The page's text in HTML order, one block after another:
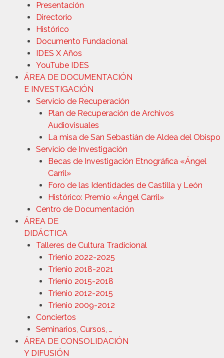
Presentación
Directorio
Histórico
Documento Fundacional
IDES X Años
YouTube IDES
ÁREA DE DOCUMENTACIÓN
E INVESTIGACIÓN
Servicio de Recuperación
Plan de Recuperación de Archivos
Audiovisuales
La misa de San Sebastián de Aldea del Obispo
Servicio de Investigación
Becas de Investigación Etnográfica «Ángel
Carril»
Foro de las Identidades de Castilla y León
Histórico: Premio «Ángel Carril»
Centro de Documentación
ÁREA DE
DIDÁCTICA
Talleres de Cultura Tradicional
Trienio 2022-2025
Trienio 2018-2021
Trienio 2015-2018
Trienio 2012-2015
Trienio 2009-2012
Conciertos
Seminarios, Cursos, …
ÁREA DE CONSOLIDACIÓN
Y DIFUSIÓN